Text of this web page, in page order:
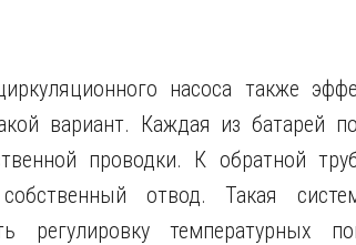
насоса также
вариант. Каждая из батарей
проводки. К обратной
отвод. Такая
регулировку температурных